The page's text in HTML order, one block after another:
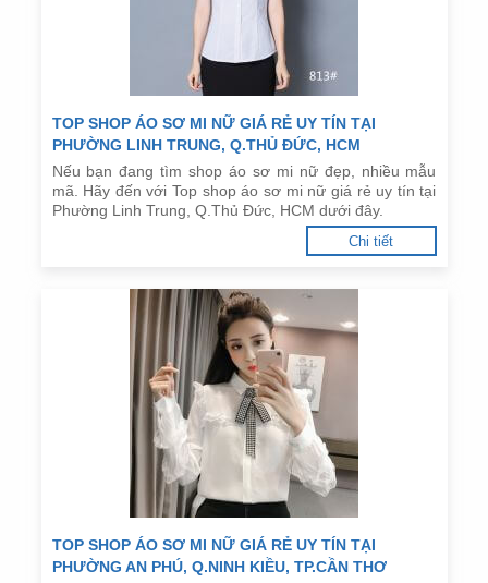
TOP SHOP ÁO SƠ MI NỮ GIÁ RẺ UY TÍN TẠI
PHƯỜNG LINH TRUNG, Q.THỦ ĐỨC, HCM
Nếu bạn đang tìm shop áo sơ mi nữ đẹp, nhiều mẫu
mã. Hãy đến với Top shop áo sơ mi nữ giá rẻ uy tín tại
Phường Linh Trung, Q.Thủ Đức, HCM dưới đây.
Chi tiết
TOP SHOP ÁO SƠ MI NỮ GIÁ RẺ UY TÍN TẠI
PHƯỜNG AN PHÚ, Q.NINH KIỀU, TP.CẦN THƠ